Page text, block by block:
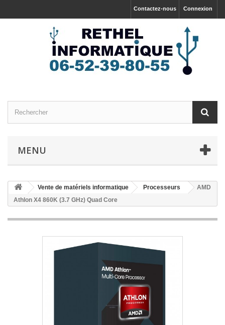
Connexion
Contactez-nous
MENU
Vente de matériels informatique Processeurs
AMD
Athlon X4 860K (3.7 GHz) Quad Core